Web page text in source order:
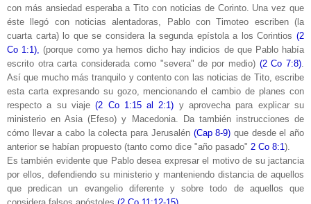
con más ansiedad esperaba a Tito con noticias de Corinto. Una vez que
éste llegó con noticias alentadoras, Pablo con Timoteo escriben (la
cuarta carta) lo que se considera la segunda epístola a los Corintios (2
Co 1:1),(porque como ya hemos dicho hay indicios de que Pablo había
escrito otra carta considerada como "severa" de por medio) (2 Co 7:8).
Así que mucho más tranquilo y contento con las noticias de Tito, escribe
esta carta expresando su gozo, mencionando el cambio de planes con
respecto a su viaje(2 Co 1:15 al 2:1) y aprovecha para explicar su
ministerio en Asia (Efeso) y Macedonia. Da también instrucciones de
cómo llevar a cabo la colecta para Jerusalén (Cap 8-9) que desde el año
anterior se habían propuesto (tanto como dice "año pasado" 2 Co 8:1).
Es también evidente que Pablo desea expresar el motivo de su jactancia
por ellos, defendiendo su ministerio y manteniendo distancia de aquellos
que predican un evangelio diferente y sobre todo de aquellos que